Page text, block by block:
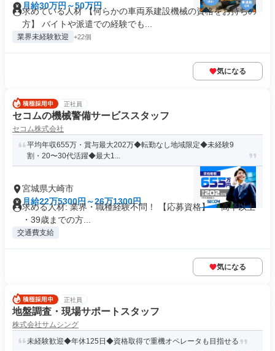
月給30万円～50万円
求めている人材 【何らかの車両系建設機械の資格をお持ちの
方】 バイトや派遣での経験でも...
業界未経験歓迎 +22個
気になる
正社員
セコムの機械警備サービススタッフ
セコム株式会社
平均年収655万・賞与最大202万◆転勤なし地域限定◆未経験9
割・20〜30代活躍◆最大1...
宮城県大崎市
月給22万5300円～26万1300円
求める人材: 業界・職種経験不問！ 【応募資格】 ・高卒以上
・39歳までの方...
交通費支給
気になる
正社員
地盤調査・現場サポートスタッフ
株式会社サムシング
未経験歓迎◆年休125日◆資格取得で重機オペレータも目指せる